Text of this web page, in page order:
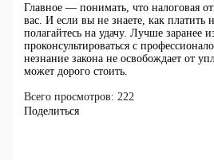
Главное — понимать, что налоговая
вас. И если вы не знаете, как платить
полагайтесь на удачу. Лучше заранее
проконсультироваться с
незнание закона не освобождает от
может дорого стоить.
Всего просмотров: 222
Поделиться